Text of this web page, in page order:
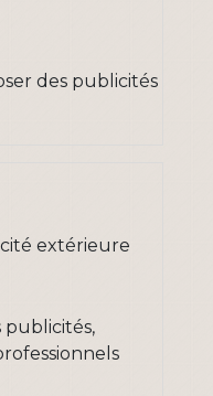
des publicités
extérieure
publicités,